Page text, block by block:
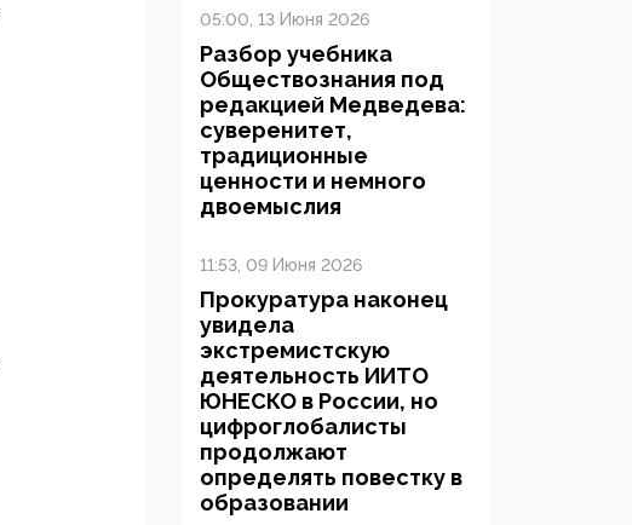
05:00, 13 Июня 2026
Разбор учебника
Обществознания под
редакцией Медведева:
суверенитет,
традиционные
ценности и немного
двоемыслия
11:53, 09 Июня 2026
Прокуратура наконец
увидела
экстремистскую
деятельность ИИТО
ЮНЕСКО в России, но
цифроглобалисты
продолжают
определять повестку в
образовании